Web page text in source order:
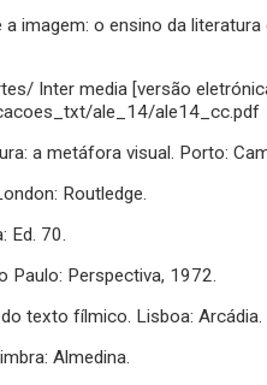
imagem: o ensino da
Inter media [versão
ale_14/ale14_cc.pdf
a metáfora visual. Porto:
Routledge.
Ed. 70.
Paulo: Perspectiva, 1972.
texto fílmico. Lisboa: Arcádia.
Almedina.